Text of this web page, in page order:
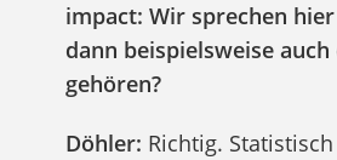
impact: Wir sprechen
dann beispielsweise
gehören?
Döhler: Richtig.